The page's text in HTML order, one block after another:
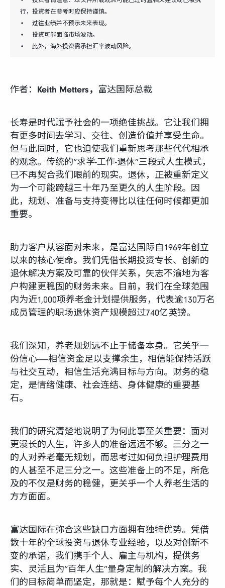
多元化和包容性
下载中心
行，投资者在参考时应保持谨慎。
• 过往业绩并不预示未来表现。
• 投资可能面临市场波动。
• 此外，海外投资需承担汇率波动风险。
作者： Keith Metters， 富达国际总裁
长寿是时代赋予社会的一项绝佳挑战。它让我们拥
有更多时间去学习、交往、创造价值并享受生命。
但与此同时，它也迫使我们重新思考那些代代相承
的观念。传统的“求学-工作-退休”三段式人生模式，
已不再契合我们眼前的现实。退休，正被重新定义
为一个可能跨越三十年乃至更久的人生阶段。因
此，规划、准备与支持变得比以往任何时候都更加
重要。
助力客户从容面对未来，是富达国际自1969年创立
以来的核心使命。我们凭借长期投资专长、创新的
退休解决方案及可靠的伙伴关系，矢志不渝地为客
户构建更稳固的财务未来。目前，我们在全球范围
内为近1,000项养老金计划提供服务，代表逾130万名
成员管理的职场退休资产规模超过740亿英镑。
我们深知，养老规划远不止于储备本身。它关乎一
份信心——相信资金足以支撑余生，相信能保持活跃
与社交互动，相信生活充满目标与方向。财务的稳
定，是情绪健康、社会连结、身体健康的重要基
石。
我们的研究清楚地说明了为何此事至关重要：面对
更漫长的人生，许多人的准备远远不够。三分之一
的人对养老毫无规划，而思考过如何负担护理费用
的人甚至不足三分之一。这些准备上的不足，所危
及的不仅是财务的稳健，更关乎一个人养老生活的
方方面面。
富达国际在弥合这些缺口方面拥有独特优势。凭借
数十年的全球投资与退休专业经验，以及对创新不
变的承诺，我们携手个人、雇主与机构，提供务
实、灵活且为“百年人生”量身定制的解决方案。我
们的目标简单而坚定，那就是：赋予每个人充分的